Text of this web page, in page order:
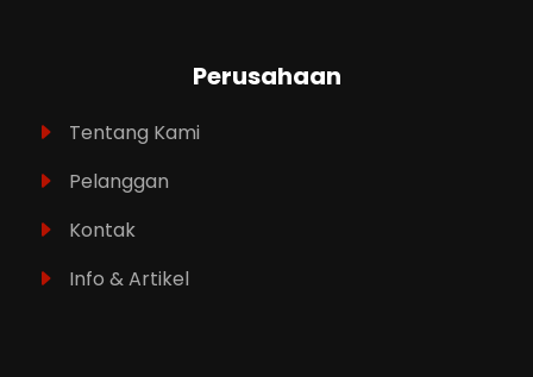
Perusahaan
Tentang Kami
Pelanggan
Kontak
Info & Artikel